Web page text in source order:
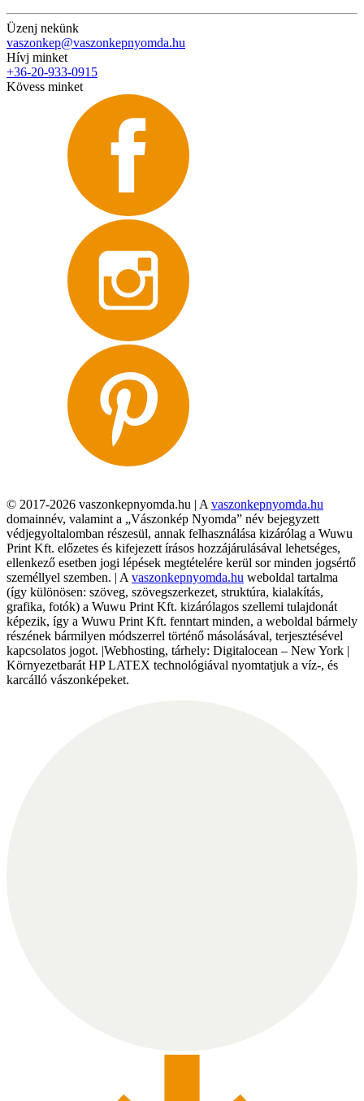
Üzenj nekünk
vaszonkep@vaszonkepnyomda.hu
Hívj minket
+36-20-933-0915
Kövess minket
© 2017-2026 vaszonkepnyomda.hu | A vaszonkepnyomda.hu
domainnév, valamint a „Vászonkép Nyomda” név bejegyzett
védjegyoltalomban részesül, annak felhasználása kizárólag a Wuwu
Print Kft. előzetes és kifejezett írásos hozzájárulásával lehetséges,
ellenkező esetben jogi lépések megtételére kerül sor minden jogsértő
személlyel szemben. | A vaszonkepnyomda.hu weboldal tartalma
(így különösen: szöveg, szövegszerkezet, struktúra, kialakítás,
grafika, fotók) a Wuwu Print Kft. kizárólagos szellemi tulajdonát
képezik, így a Wuwu Print Kft. fenntart minden, a weboldal bármely
részének bármilyen módszerrel történő másolásával, terjesztésével
kapcsolatos jogot. |Webhosting, tárhely: Digitalocean – New York |
Környezetbarát HP LATEX technológiával nyomtatjuk a víz-, és
karcálló vászonképeket.